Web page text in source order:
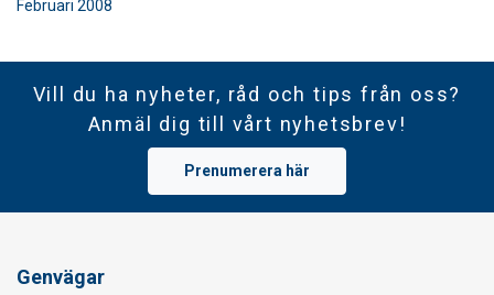
Februari 2008
Vill du ha nyheter, råd och tips från oss?
Anmäl dig till vårt nyhetsbrev!
Prenumerera här
Genvägar